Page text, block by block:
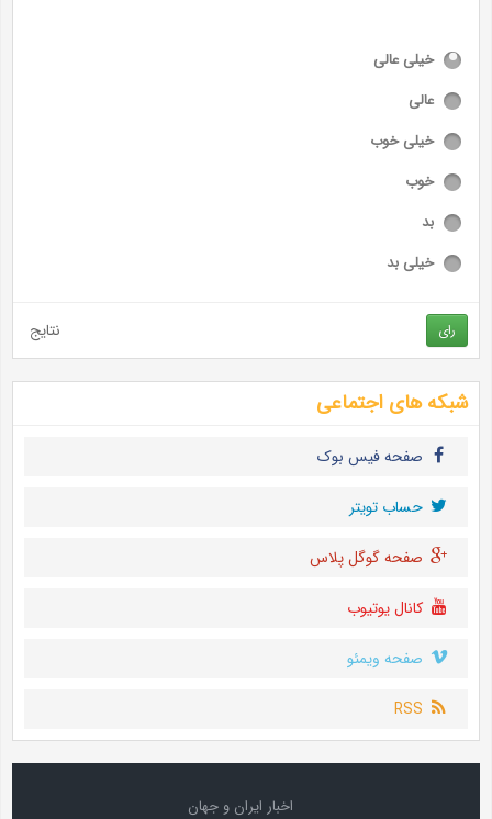
خیلی عالی
عالی
خیلی خوب
خوب
بد
خیلی بد
رای نتایج
شبکه های اجتماعی
صفحه فیس بوک
حساب تويتر
صفحه گوگل پلاس
کانال یوتیوب
صفحه ویمئو
RSS
اخبار ایران و جهان